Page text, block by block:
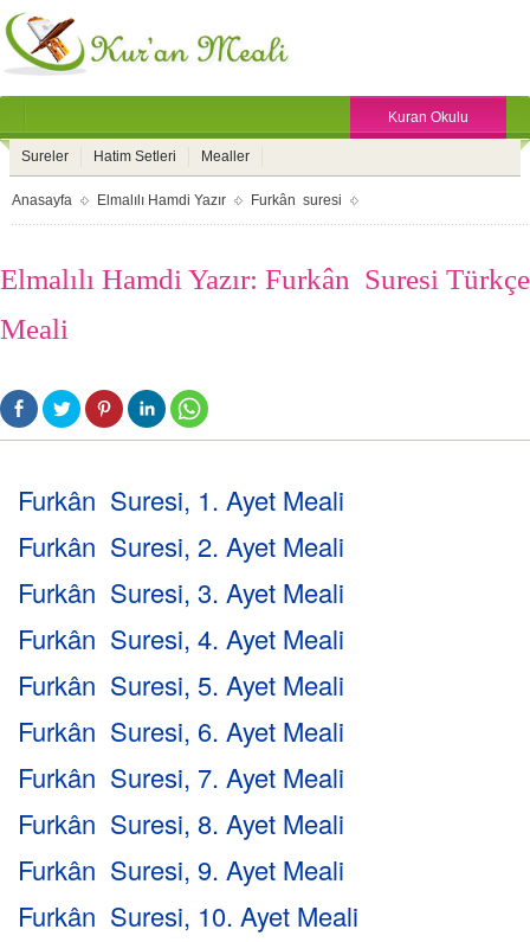
Kuran Okulu
Sureler Hatim Setleri Mealler
Anasayfa Elmalılı Hamdi Yazır Furkân suresi
Elmalılı Hamdi Yazır: Furkân Suresi Türkçe
Meali
Furkân Suresi, 1. Ayet Meali
Furkân Suresi, 2. Ayet Meali
Furkân Suresi, 3. Ayet Meali
Furkân Suresi, 4. Ayet Meali
Furkân Suresi, 5. Ayet Meali
Furkân Suresi, 6. Ayet Meali
Furkân Suresi, 7. Ayet Meali
Furkân Suresi, 8. Ayet Meali
Furkân Suresi, 9. Ayet Meali
Furkân Suresi, 10. Ayet Meali